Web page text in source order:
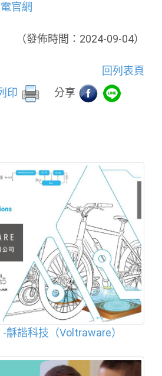
官網
（發佈時間：2024-09-04）
回列表頁
印 分享
龢諧科技（Voltraware）